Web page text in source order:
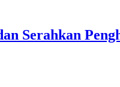
Serahkan